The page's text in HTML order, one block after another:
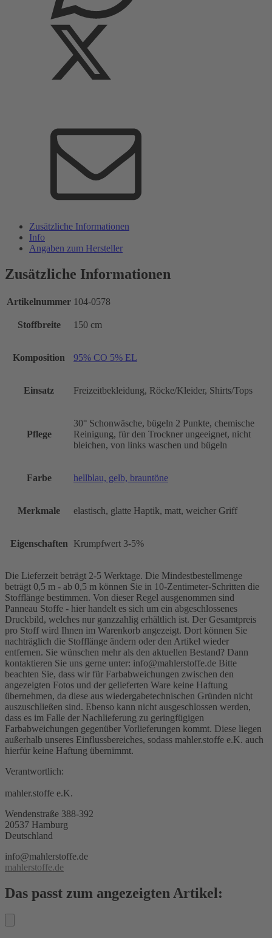
Zusätzliche Informationen
Info
Angaben zum Hersteller
Zusätzliche Informationen
Artikelnummer 104-0578
Stoffbreite 150 cm
Komposition 95% CO 5% EL
Einsatz Freizeitbekleidung, Röcke/Kleider, Shirts/Tops
Pflege
30° Schonwäsche, bügeln 2 Punkte, chemische
Reinigung, für den Trockner ungeeignet, nicht
bleichen, von links waschen und bügeln
Farbe hellblau, gelb, brauntöne
Merkmale elastisch, glatte Haptik, matt, weicher Griff
Eigenschaften Krumpfwert 3-5%
Die Lieferzeit beträgt 2-5 Werktage. Die Mindestbestellmenge
beträgt 0,5 m - ab 0,5 m können Sie in 10-Zentimeter-Schritten die
Stofflänge bestimmen. Von dieser Regel ausgenommen sind
Panneau Stoffe - hier handelt es sich um ein abgeschlossenes
Druckbild, welches nur ganzzahlig erhältlich ist. Der Gesamtpreis
pro Stoff wird Ihnen im Warenkorb angezeigt. Dort können Sie
nachträglich die Stofflänge ändern oder den Artikel wieder
entfernen. Sie wünschen mehr als den aktuellen Bestand? Dann
kontaktieren Sie uns gerne unter: info@mahlerstoffe.de Bitte
beachten Sie, dass wir für Farbabweichungen zwischen den
angezeigten Fotos und der gelieferten Ware keine Haftung
übernehmen, da diese aus wiedergabetechnischen Gründen nicht
auszuschließen sind. Ebenso kann nicht ausgeschlossen werden,
dass es im Falle der Nachlieferung zu geringfügigen
Farbabweichungen gegenüber Vorlieferungen kommt. Diese liegen
außerhalb unseres Einflussbereiches, sodass mahler.stoffe e.K. auch
hierfür keine Haftung übernimmt.
Verantwortlich:
mahler.stoffe e.K.
Wendenstraße 388-392
20537 Hamburg
Deutschland
info@mahlerstoffe.de
mahlerstoffe.de
Das passt zum angezeigten Artikel: